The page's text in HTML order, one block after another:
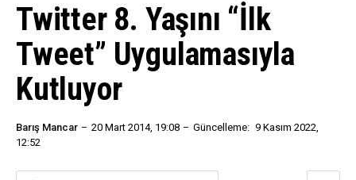
Twitter 8. Yaşını “İlk
Tweet” Uygulamasıyla
Kutluyor
Barış Mancar 20 Mart 2014, 19:08 Güncelleme: 9 Kasım 2022,
12:52